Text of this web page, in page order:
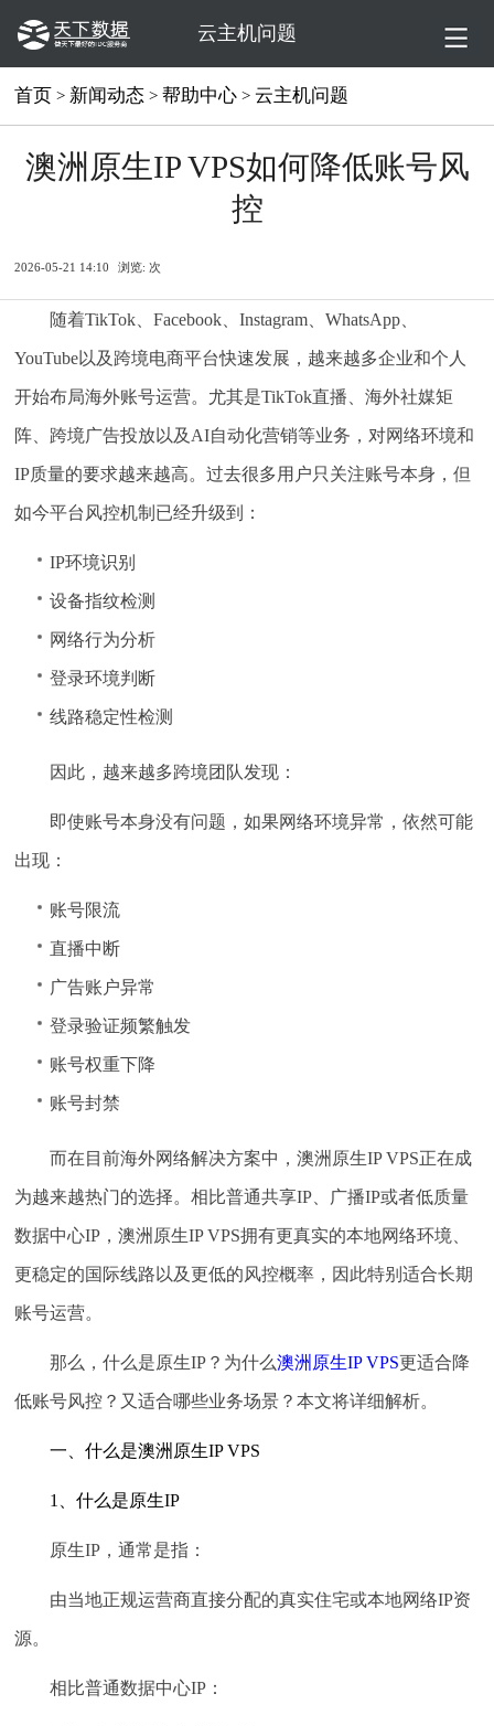
云主机问题
首页 > 新闻动态 >帮助中心 > 云主机问题
澳洲原生IP VPS如何降低账号风
控
2026-05-21 14:10 浏览: 次
随着TikTok、Facebook、Instagram、WhatsApp、
YouTube以及跨境电商平台快速发展，越来越多企业和个人
开始布局海外账号运营。尤其是TikTok直播、海外社媒矩
阵、跨境广告投放以及AI自动化营销等业务，对网络环境和
IP质量的要求越来越高。过去很多用户只关注账号本身，但
如今平台风控机制已经升级到：
IP环境识别
设备指纹检测
网络行为分析
登录环境判断
线路稳定性检测
因此，越来越多跨境团队发现：
即使账号本身没有问题，如果网络环境异常，依然可能
出现：
账号限流
直播中断
广告账户异常
登录验证频繁触发
账号权重下降
账号封禁
而在目前海外网络解决方案中，澳洲原生IP VPS正在成
为越来越热门的选择。相比普通共享IP、广播IP或者低质量
数据中心IP，澳洲原生IP VPS拥有更真实的本地网络环境、
更稳定的国际线路以及更低的风控概率，因此特别适合长期
账号运营。
那么，什么是原生IP？为什么澳洲原生IP VPS更适合降
低账号风控？又适合哪些业务场景？本文将详细解析。
一、什么是澳洲原生IP VPS
1、什么是原生IP
原生IP，通常是指：
由当地正规运营商直接分配的真实住宅或本地网络IP资
源。
相比普通数据中心IP：